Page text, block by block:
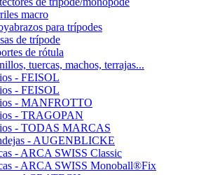
macro
para trípodes
de trípode
de rótula
tuercas, machos, terrajas...
- FEISOL
- FEISOL
- MANFROTTO
- TRAGOPAN
- TODAS MARCAS
- AUGENBLICKE
- ARCA SWISS Classic
- ARCA SWISS Monoball®Fix